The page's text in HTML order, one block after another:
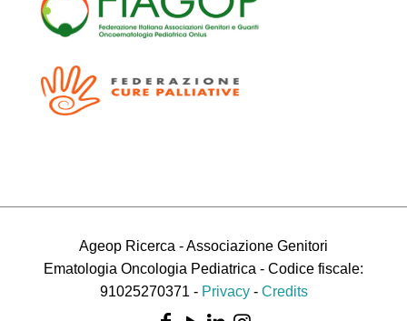
Ageop Ricerca - Associazione Genitori
Ematologia Oncologia Pediatrica - Codice fiscale:
91025270371 - Privacy- Credits